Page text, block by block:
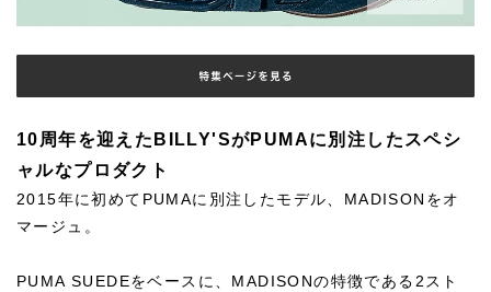
10周年を迎えたBILLY'SがPUMAに別注したスペシ
ャルなプロダクト
2015年に初めてPUMAに別注したモデル、MADISONをオ
マージュ。
PUMA SUEDEをベースに、MADISONの特徴である2スト